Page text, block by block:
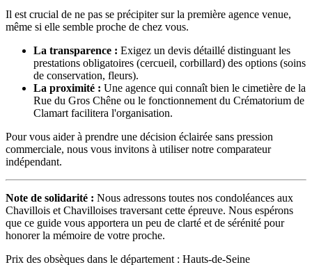
Il est crucial de ne pas se précipiter sur la première agence venue,
même si elle semble proche de chez vous.
La transparence : Exigez un devis détaillé distinguant les
prestations obligatoires (cercueil, corbillard) des options (soins
de conservation, fleurs).
La proximité : Une agence qui connaît bien le cimetière de la
Rue du Gros Chêne ou le fonctionnement du Crématorium de
Clamart facilitera l'organisation.
Pour vous aider à prendre une décision éclairée sans pression
commerciale, nous vous invitons à utiliser notre comparateur
indépendant.
Note de solidarité : Nous adressons toutes nos condoléances aux
Chavillois et Chavilloises traversant cette épreuve. Nous espérons
que ce guide vous apportera un peu de clarté et de sérénité pour
honorer la mémoire de votre proche.
Prix des obsèques dans le département : Hauts-de-Seine